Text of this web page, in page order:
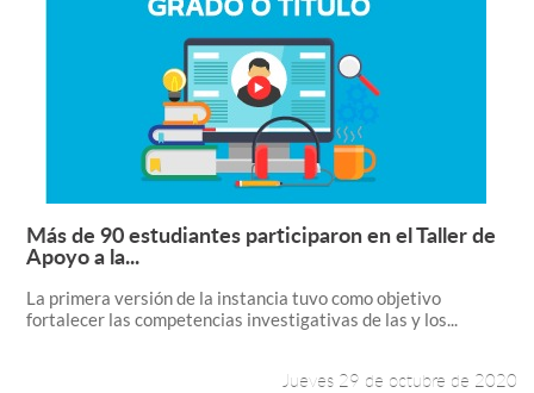
Leer más +
Más de 90 estudiantes participaron en el Taller de
Apoyo a la...
La primera versión de la instancia tuvo como objetivo
fortalecer las competencias investigativas de las y los...
Jueves 29 de octubre de 2020